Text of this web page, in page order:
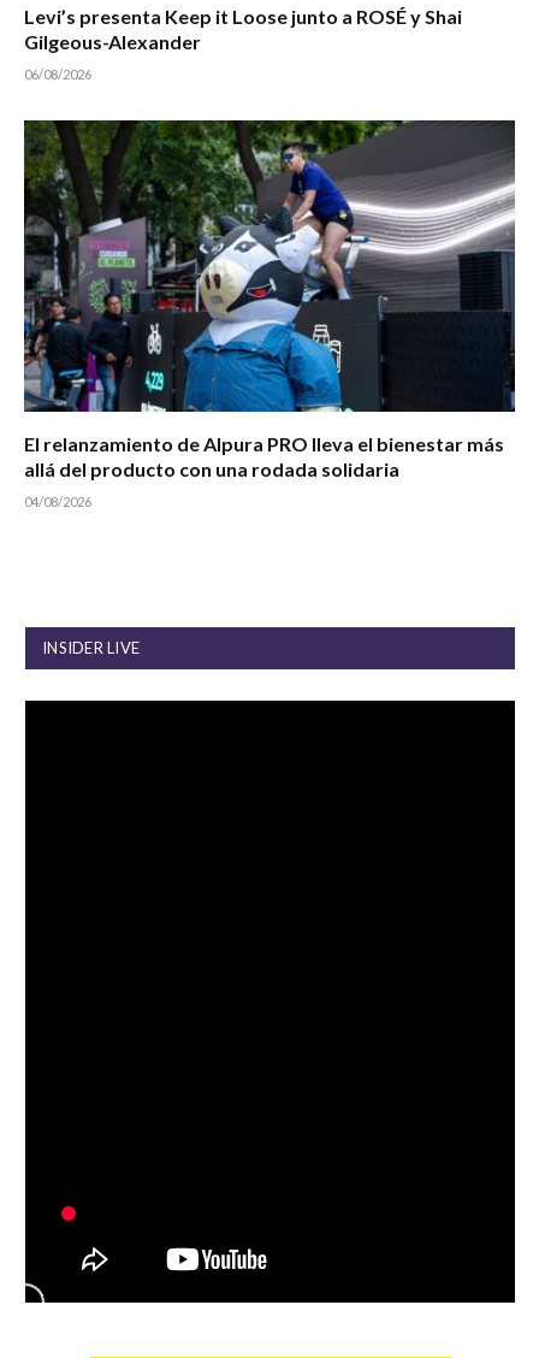
Levi’s presenta Keep it Loose junto a ROSÉ y Shai
Gilgeous-Alexander
06/08/2026
El relanzamiento de Alpura PRO lleva el bienestar más
allá del producto con una rodada solidaria
04/08/2026
INSIDER LIVE